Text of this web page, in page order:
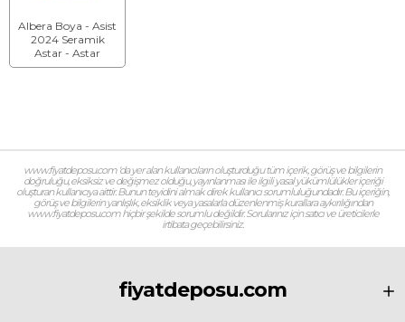
Albera Boya - Asist
2024 Seramik
Astar - Astar
www.fiyatdeposu.com ‘da yer alan kullanıcıların oluşturduğu tüm içerik, görüş ve bilgilerin
doğruluğu, eksiksiz ve değişmez olduğu, yayınlanması ile ilgili yasal yükümlülükler içeriği
oluşturan kullanıcıya aittir. Bunun teyidini almak direk kullanıcı sorumluluğundadır. Bu içeriğin,
görüş ve bilgilerin yanlışlık, eksiklik veya yasalarla düzenlenmiş kurallara aykırılığından
www.fiyatdeposu.com hiçbir şekilde sorumlu değildir. Sorularınız için satıcı ve üreticilerle
irtibata geçebilirsiniz.
fiyatdeposu.com